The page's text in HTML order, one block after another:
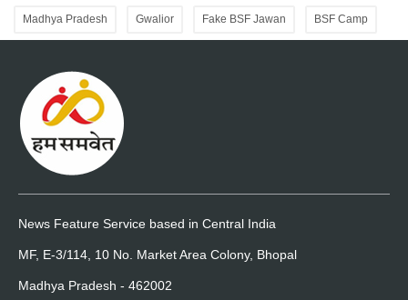
Madhya Pradesh Gwalior Fake BSF Jawan BSF Camp
News Feature Service based in Central India
MF, E-3/114, 10 No. Market Area Colony, Bhopal
Madhya Pradesh - 462002